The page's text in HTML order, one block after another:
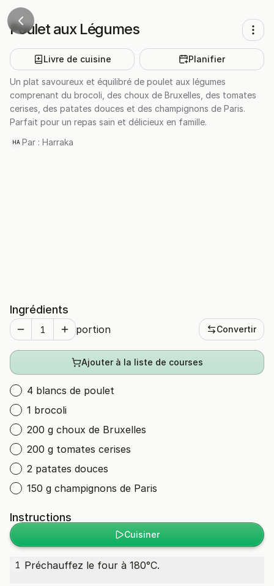
Poulet aux Légumes
Livre de cuisine Planifier
Un plat savoureux et équilibré de poulet aux légumes
comprenant du brocoli, des choux de Bruxelles, des tomates
cerises, des patates douces et des champignons de Paris.
Parfait pour un repas sain et délicieux en famille.
HA Par : Harraka
Ingrédients
portion Convertir
Ajouter à la liste de courses
4 blancs de poulet
1 brocoli
200 g choux de Bruxelles
200 g tomates cerises
2 patates douces
150 g champignons de Paris
Instructions
Cuisiner
1 Préchauffez le four à 180°C.